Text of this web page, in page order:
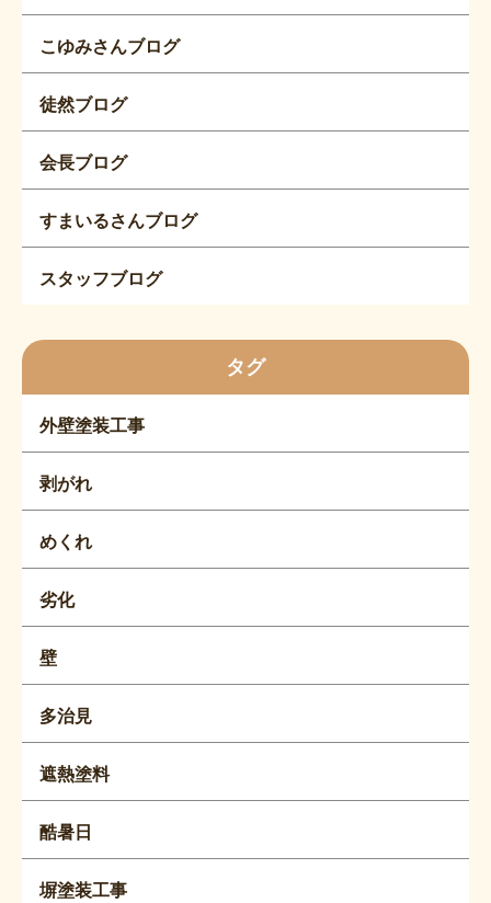
こゆみさんブログ
徒然ブログ
会長ブログ
すまいるさんブログ
スタッフブログ
タグ
外壁塗装工事
剥がれ
めくれ
劣化
壁
多治見
遮熱塗料
酷暑日
塀塗装工事